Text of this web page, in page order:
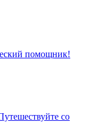
помощник!
со